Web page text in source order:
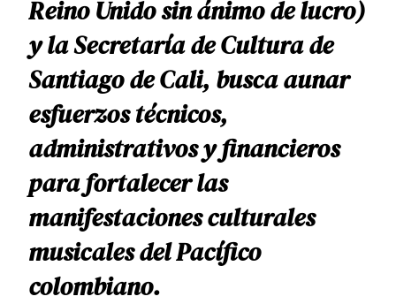
Reino Unido sin ánimo de lucro)
y la Secretaría de Cultura de
Santiago de Cali, busca aunar
esfuerzos técnicos,
administrativos y financieros
para fortalecer las
manifestaciones culturales
musicales del Pacífico
colombiano.